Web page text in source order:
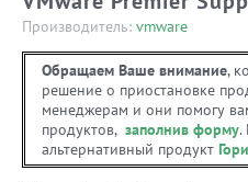
Производитель: vmware
Обращаем Ваше внимание,
решение о приостановке
менеджерам и они помогу
продуктов, заполнив форму.
альтернативный продукт